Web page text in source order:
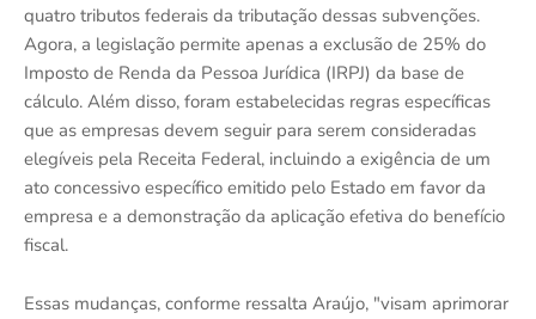
quatro tributos federais da tributação dessas subvenções.
Agora, a legislação permite apenas a exclusão de 25% do
Imposto de Renda da Pessoa Jurídica (IRPJ) da base de
cálculo. Além disso, foram estabelecidas regras específicas
que as empresas devem seguir para serem consideradas
elegíveis pela Receita Federal, incluindo a exigência de um
ato concessivo específico emitido pelo Estado em favor da
empresa e a demonstração da aplicação efetiva do benefício
fiscal.
Essas mudanças, conforme ressalta Araújo, "visam aprimorar